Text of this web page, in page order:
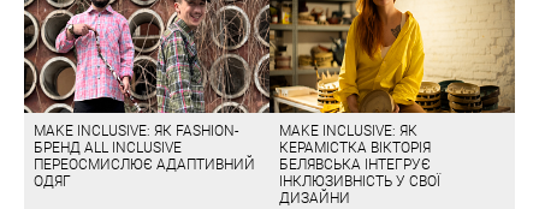
MAKE INCLUSIVE: ЯК FASHION-
БРЕНД ALL INCLUSIVE
ПЕРЕОСМИСЛЮЄ АДАПТИВНИЙ
ОДЯГ
MAKE INCLUSIVE: ЯК
КЕРАМІСТКА ВІКТОРІЯ
БЕЛЯВСЬКА ІНТЕГРУЄ
ІНКЛЮЗИВНІСТЬ У СВОЇ
ДИЗАЙНИ